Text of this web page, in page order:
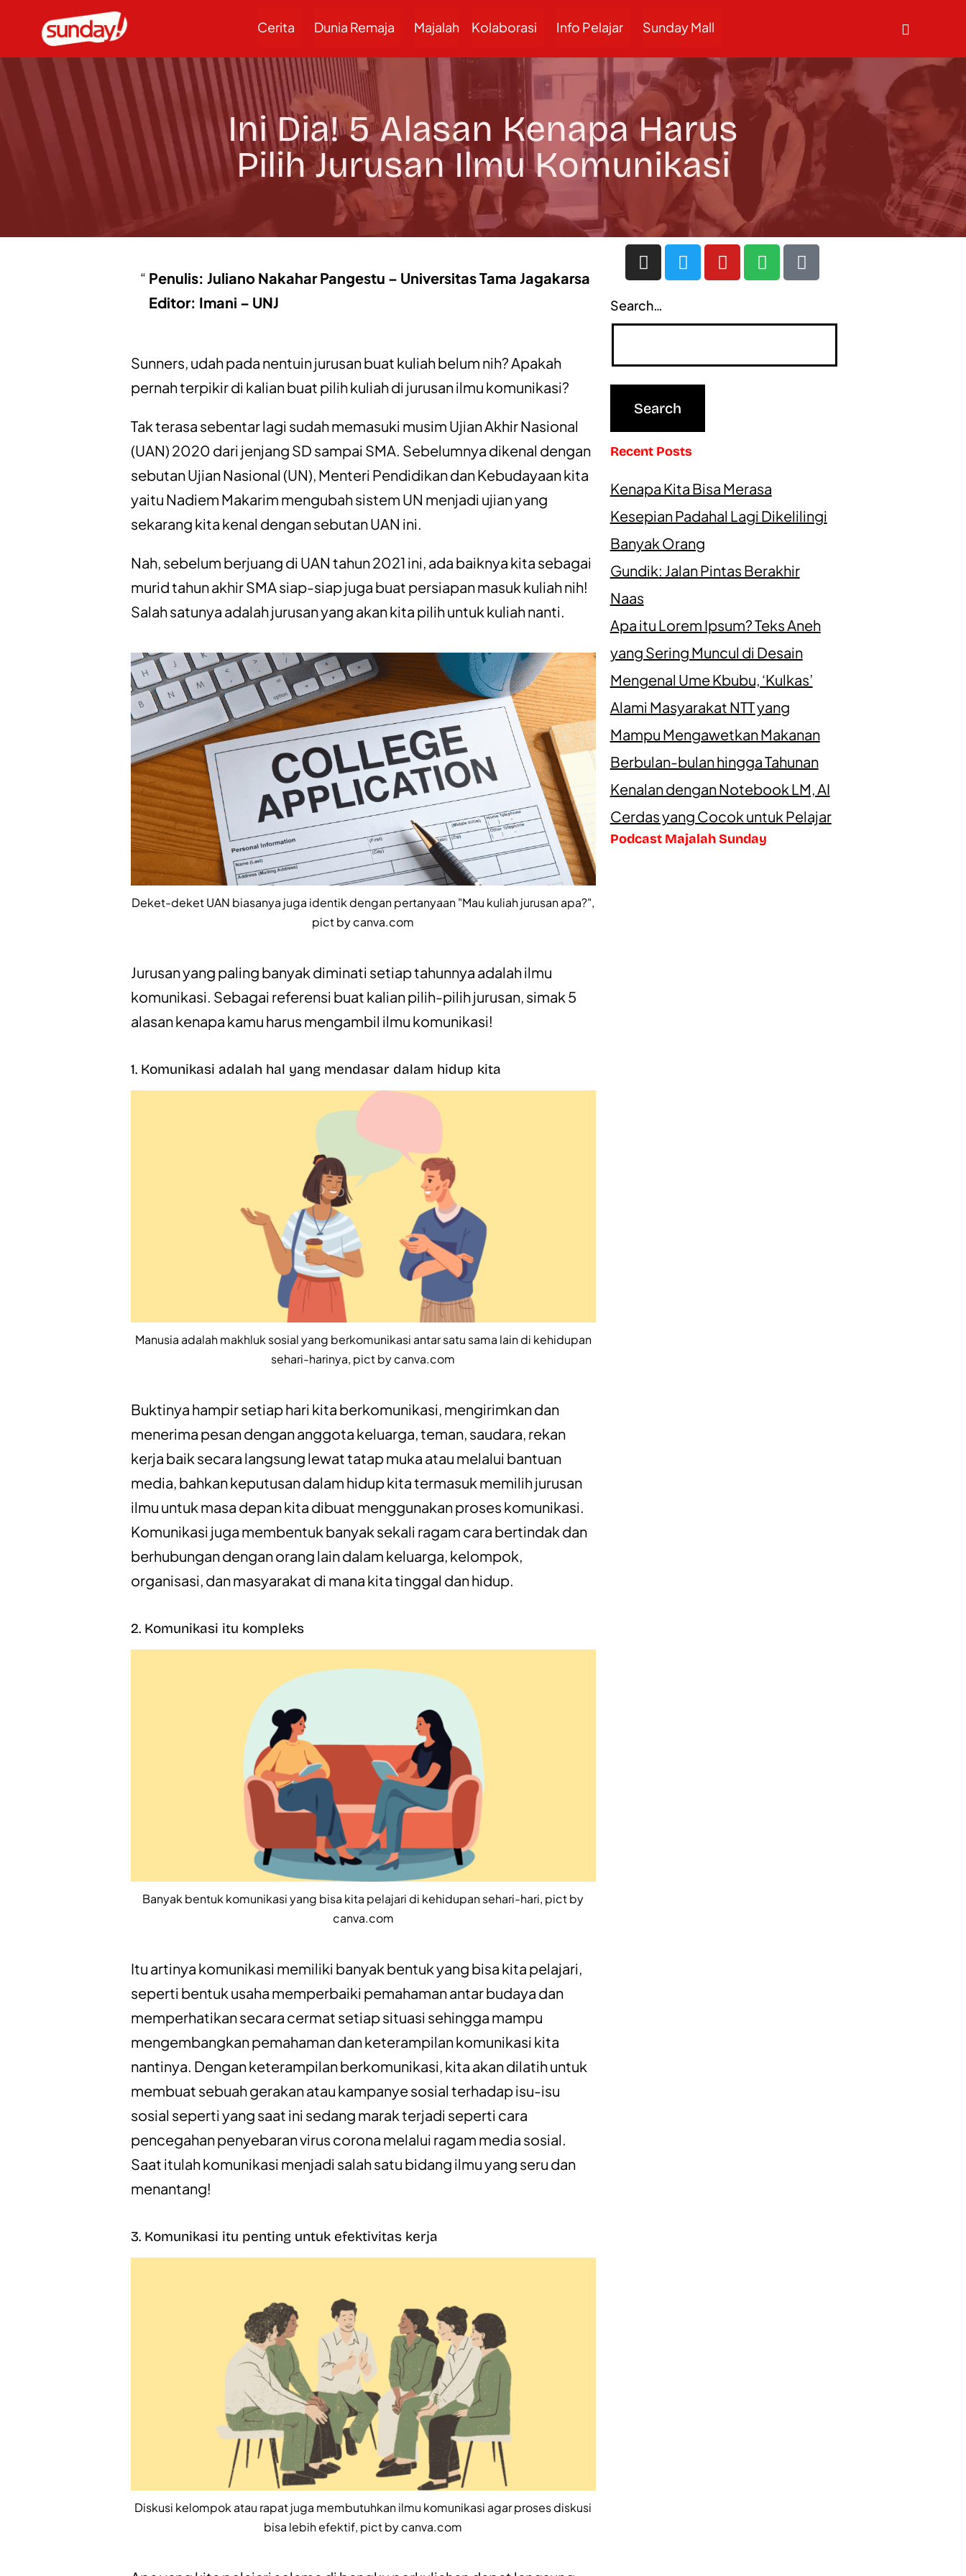
Cerita Dunia Remaja Majalah Kolaborasi Info Pelajar Sunday Mall
Ini Dia! 5 Alasan Kenapa Harus
Pilih Jurusan Ilmu Komunikasi
Penulis: Juliano Nakahar Pangestu – Universitas Tama Jagakarsa
Editor: Imani – UNJ
Sunners, udah pada nentuin jurusan buat kuliah belum nih? Apakah
pernah terpikir di kalian buat pilih kuliah di jurusan ilmu komunikasi?
Tak terasa sebentar lagi sudah memasuki musim Ujian Akhir Nasional
(UAN) 2020 dari jenjang SD sampai SMA. Sebelumnya dikenal dengan
sebutan Ujian Nasional (UN), Menteri Pendidikan dan Kebudayaan kita
yaitu Nadiem Makarim mengubah sistem UN menjadi ujian yang
sekarang kita kenal dengan sebutan UAN ini.
Nah, sebelum berjuang di UAN tahun 2021 ini, ada baiknya kita sebagai
murid tahun akhir SMA siap-siap juga buat persiapan masuk kuliah nih!
Salah satunya adalah jurusan yang akan kita pilih untuk kuliah nanti.
Deket-deket UAN biasanya juga identik dengan pertanyaan "Mau kuliah jurusan apa?",
pict by canva.com
Jurusan yang paling banyak diminati setiap tahunnya adalah ilmu
komunikasi. Sebagai referensi buat kalian pilih-pilih jurusan, simak 5
alasan kenapa kamu harus mengambil ilmu komunikasi!
1. Komunikasi adalah hal yang mendasar dalam hidup kita
Manusia adalah makhluk sosial yang berkomunikasi antar satu sama lain di kehidupan
sehari-harinya, pict by canva.com
Buktinya hampir setiap hari kita berkomunikasi, mengirimkan dan
menerima pesan dengan anggota keluarga, teman, saudara, rekan
kerja baik secara langsung lewat tatap muka atau melalui bantuan
media, bahkan keputusan dalam hidup kita termasuk memilih jurusan
ilmu untuk masa depan kita dibuat menggunakan proses komunikasi.
Komunikasi juga membentuk banyak sekali ragam cara bertindak dan
berhubungan dengan orang lain dalam keluarga, kelompok,
organisasi, dan masyarakat di mana kita tinggal dan hidup.
2. Komunikasi itu kompleks
Banyak bentuk komunikasi yang bisa kita pelajari di kehidupan sehari-hari, pict by
canva.com
Itu artinya komunikasi memiliki banyak bentuk yang bisa kita pelajari,
seperti bentuk usaha memperbaiki pemahaman antar budaya dan
memperhatikan secara cermat setiap situasi sehingga mampu
mengembangkan pemahaman dan keterampilan komunikasi kita
nantinya. Dengan keterampilan berkomunikasi, kita akan dilatih untuk
membuat sebuah gerakan atau kampanye sosial terhadap isu-isu
sosial seperti yang saat ini sedang marak terjadi seperti cara
pencegahan penyebaran virus corona melalui ragam media sosial.
Saat itulah komunikasi menjadi salah satu bidang ilmu yang seru dan
menantang!
3. Komunikasi itu penting untuk efektivitas kerja
Diskusi kelompok atau rapat juga membutuhkan ilmu komunikasi agar proses diskusi
bisa lebih efektif, pict by canva.com
Search…
Recent Posts
Kenapa Kita Bisa Merasa
Kesepian Padahal Lagi Dikelilingi
Banyak Orang
Gundik: Jalan Pintas Berakhir
Naas
Apa itu Lorem Ipsum? Teks Aneh
yang Sering Muncul di Desain
Mengenal Ume Kbubu, ‘Kulkas’
Alami Masyarakat NTT yang
Mampu Mengawetkan Makanan
Berbulan-bulan hingga Tahunan
Kenalan dengan Notebook LM, AI
Cerdas yang Cocok untuk Pelajar
Podcast Majalah Sunday